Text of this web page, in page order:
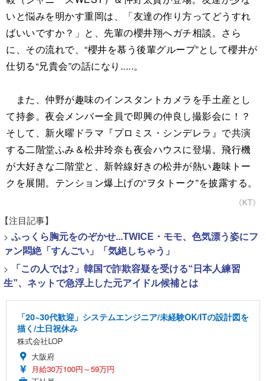
いと悩みを明かす重岡は、「友達の作り方ってどうすれ
ばいいですか？」と、先輩の櫻井翔へガチ相談。さら
に、その流れで、“櫻井を慕う後輩グループ”として櫻井が
仕切る“兄貴会”の話になり.....。
また、仲野が趣味のインスタントカメラを手土産とし
て持参。夜会メンバー全員で即興の仲良し撮影会に！？
そして、新火曜ドラマ『プロミス・シンデレラ』で共演
する二階堂ふみ＆松井玲奈も夜会ハウスに登場。飛行機
が大好きな二階堂と、新幹線好きの松井が熱い趣味トー
クを展開。テンション爆上げの“ヲタトーク”を披露する。
《KT》
【注目記事】
> ふっくら胸元をのぞかせ...TWICE・モモ、色気漂う姿にフ
ァン悶絶「すんごい」「気絶しちゃう」
>
「この人では?」韓国で詐欺容疑を受ける“日本人練習
生”、ネットで急浮上した元アイドル候補とは
「20~30代歓迎」システムエンジニア/未経験OK/ITの設計図を
描く/土日祝休み
株式会社LOP
大阪府
月給30万100円～59万円